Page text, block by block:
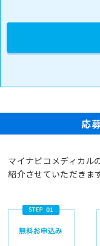
応
マイナビコメディカル
紹介させていただきます